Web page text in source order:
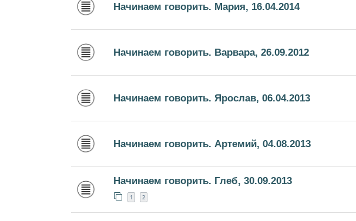
Начинаем говорить. Мария, 16.04.2014
Начинаем говорить. Варвара, 26.09.2012
Начинаем говорить. Ярослав, 06.04.2013
Начинаем говорить. Артемий, 04.08.2013
Начинаем говорить. Глеб, 30.09.2013
1 2